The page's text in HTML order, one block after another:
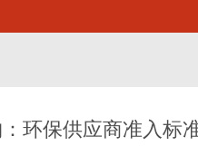
环保供应商准入标